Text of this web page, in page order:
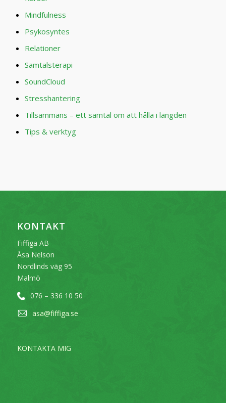
Mindfulness
Psykosyntes
Relationer
Samtalsterapi
SoundCloud
Stresshantering
Tillsammans – ett samtal om att hålla i längden
Tips & verktyg
KONTAKT
Fiffiga AB
Åsa Nelson
Nordlinds väg 95
Malmö
076 – 336 10 50
asa@fiffiga.se
KONTAKTA MIG